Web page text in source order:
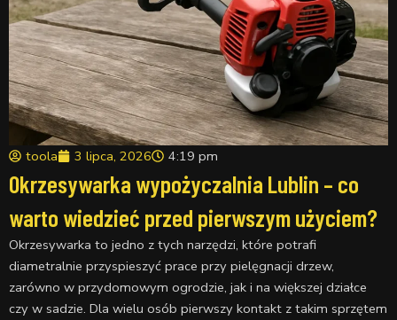
toola 3 lipca, 2026 4:19 pm
Okrzesywarka wypożyczalnia Lublin – co
warto wiedzieć przed pierwszym użyciem?
Okrzesywarka to jedno z tych narzędzi, które potrafi
diametralnie przyspieszyć prace przy pielęgnacji drzew,
zarówno w przydomowym ogrodzie, jak i na większej działce
czy w sadzie. Dla wielu osób pierwszy kontakt z takim sprzętem